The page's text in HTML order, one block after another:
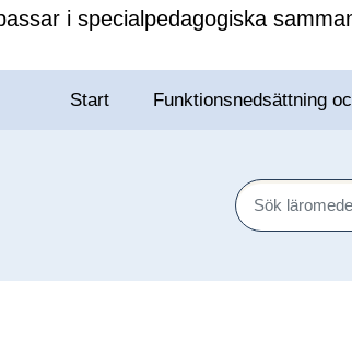
i specialpedagogiska
Start Funktionsnedsättning
Sök